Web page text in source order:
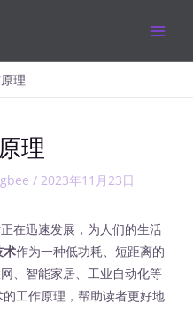
理
理
/2023年11月23日
迅速发展，为人们的生活
术作为一种低功耗、短距离的
、智能家居、工业自动化等
工作原理，帮助读者更好地